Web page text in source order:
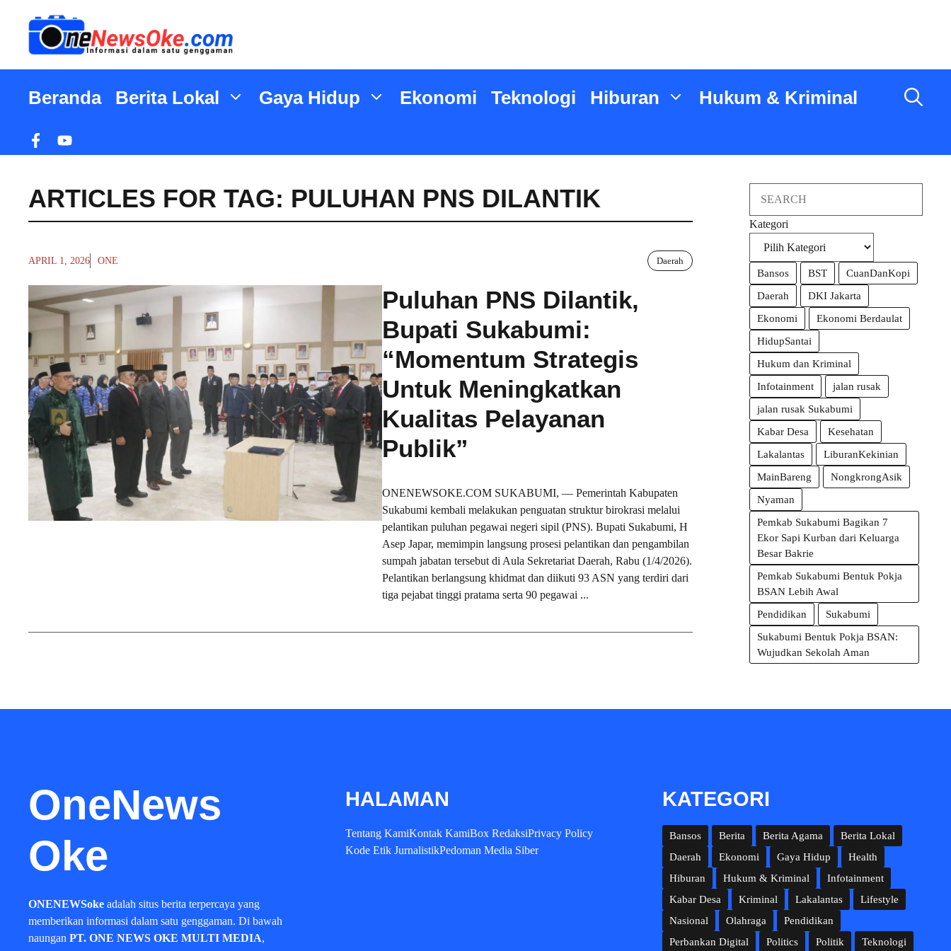
Beranda Berita Lokal Gaya Hidup Ekonomi Teknologi Hiburan Hukum & Kriminal
ARTICLES FOR TAG: PULUHAN PNS DILANTIK
APRIL 1, 2026 ONE Daerah
Puluhan PNS Dilantik,
Bupati Sukabumi:
“Momentum Strategis
Untuk Meningkatkan
Kualitas Pelayanan
Publik”
ONENEWSOKE.COM SUKABUMI, — Pemerintah Kabupaten
Sukabumi kembali melakukan penguatan struktur birokrasi melalui
pelantikan puluhan pegawai negeri sipil (PNS). Bupati Sukabumi, H
Asep Japar, memimpin langsung prosesi pelantikan dan pengambilan
sumpah jabatan tersebut di Aula Sekretariat Daerah, Rabu (1/4/2026).
Pelantikan berlangsung khidmat dan diikuti 93 ASN yang terdiri dari
tiga pejabat tinggi pratama serta 90 pegawai ...
Kategori
Bansos BST
CuanDanKopi
Daerah
DKI Jakarta
Ekonomi
Ekonomi Berdaulat
HidupSantai
Hukum dan Kriminal
Infotainment
jalan rusak
jalan rusak Sukabumi
Kabar Desa
Kesehatan
Lakalantas
LiburanKekinian
MainBareng
NongkrongAsik
Nyaman
Pemkab Sukabumi Bagikan 7
Ekor Sapi Kurban dari Keluarga
Besar Bakrie
Pemkab Sukabumi Bentuk Pokja
BSAN Lebih Awal
Pendidikan
Sukabumi
Sukabumi Bentuk Pokja BSAN:
Wujudkan Sekolah Aman
OneNews
Oke
ONENEWSoke adalah situs berita terpercaya yang
memberikan informasi dalam satu genggaman. Di bawah
naungan PT. ONE NEWS OKE MULTI MEDIA,
HALAMAN
Tentang KamiKontak KamiBox RedaksiPrivacy Policy
Kode Etik JurnalistikPedoman Media Siber
KATEGORI
Bansos Berita Berita Agama
Berita Lokal
Daerah
Ekonomi Gaya Hidup
Health
Hiburan
Hukum & Kriminal
Infotainment
Kabar Desa
Kriminal Lakalantas
Lifestyle
Nasional
Olahraga
Pendidikan
Perbankan Digital
Politics Politik Teknologi